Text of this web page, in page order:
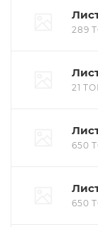
289
21
650
650